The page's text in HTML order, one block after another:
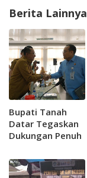
Berita Lainnya
Bupati Tanah
Datar Tegaskan
Dukungan Penuh
Tol Sicincin–
Bukittinggi